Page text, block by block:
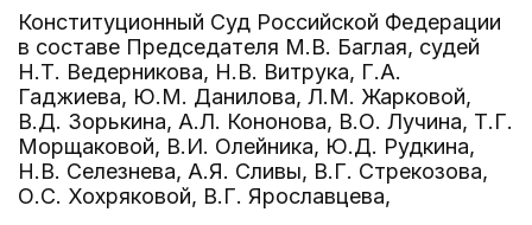
Конституционный Суд Российской Федерации
в составе Председателя М.В. Баглая, судей
Н.Т. Ведерникова, Н.В. Витрука, Г.А.
Гаджиева, Ю.М. Данилова, Л.М. Жарковой,
В.Д. Зорькина, А.Л. Кононова, В.О. Лучина, Т.Г.
Морщаковой, В.И. Олейника, Ю.Д. Рудкина,
Н.В. Селезнева, А.Я. Сливы, В.Г. Стрекозова,
О.С. Хохряковой, В.Г. Ярославцева,